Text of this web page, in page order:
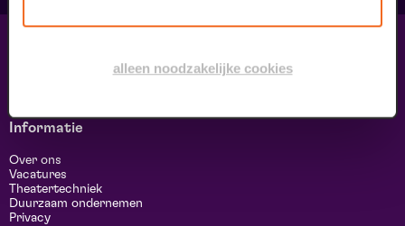
alleen noodzakelijke cookies
Informatie
Over ons
Vacatures
Theatertechniek
Duurzaam ondernemen
Privacy